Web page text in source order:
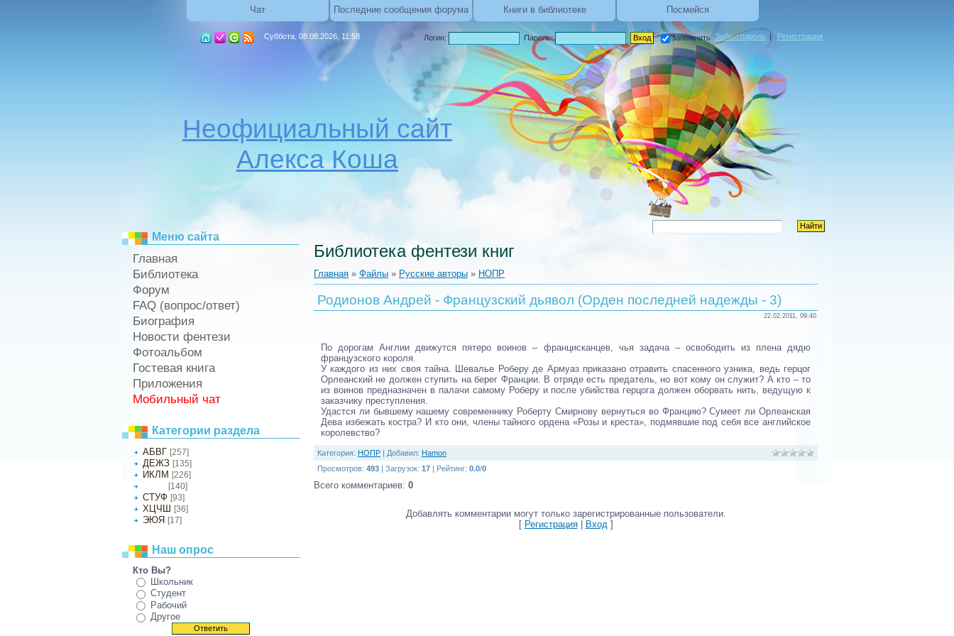
Чат Последние сообщения форума Книги в библиотеке Посмейся
Суббота, 08.08.2026, 11:58
Неофициальный сайт
Алекса Коша
Логин: Пароль: запомнить Забыл пароль | Регистрация
Меню сайта
Главная
Библиотека
Форум
FAQ (вопрос/ответ)
Биография
Новости фентези
Фотоальбом
Гостевая книга
Приложения
Мобильный чат
Категории раздела
АБВГ [257]
ДЕЖЗ [135]
ИКЛМ [226]
[140]
СТУФ [93]
ХЦЧШ [36]
ЭЮЯ [17]
Наш опрос
Кто Вы?
Школьник
Студент
Рабочий
Другое
Библиотека фентези книг
Главная » Файлы » Русские авторы » НОПР
Родионов Андрей - Французский дьявол (Орден последней надежды - 3)
22.02.2011, 09:40
По дорогам Англии движутся пятеро воинов – францисканцев, чья задача – освободить из плена дядю
французского короля.
У каждого из них своя тайна. Шевалье Роберу де Армуаз приказано отравить спасенного узника, ведь герцог
Орлеанский не должен ступить на берег Франции. В отряде есть предатель, но вот кому он служит? А кто – то
из воинов предназначен в палачи самому Роберу и после убийства герцога должен оборвать нить, ведущую к
заказчику преступления.
Удастся ли бывшему нашему современнику Роберту Смирнову вернуться во Францию? Сумеет ли Орлеанская
Дева избежать костра? И кто они, члены тайного ордена «Розы и креста», подмявшие под себя все английское
королевство?
Категория: НОПР Добавил: Hamon
Просмотров: 493 Загрузок: 17 Рейтинг: 0.0/0
Всего комментариев: 0
Добавлять комментарии могут только зарегистрированные пользователи.
[ Регистрация| Вход]